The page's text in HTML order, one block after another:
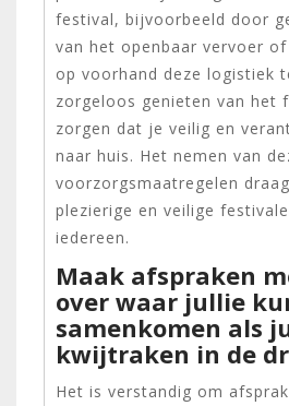
festival, bijvoorbeeld door
van het openbaar vervoer
op voorhand deze logistiek
zorgeloos genieten van het
zorgen dat je veilig en
naar huis. Het nemen van
voorzorgsmaatregelen
plezierige en veilige
iedereen.
Maak afspraken
over waar jullie
samenkomen als
kwijtraken in de
Het is verstandig om